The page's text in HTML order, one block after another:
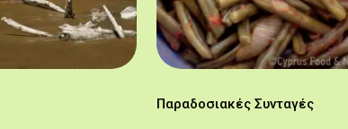
Παραδοσιακές Συνταγές